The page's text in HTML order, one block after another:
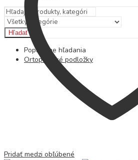
Hľadať
Populárne hľadania
Ortopedické podložky
Pridať medzi obľúbené